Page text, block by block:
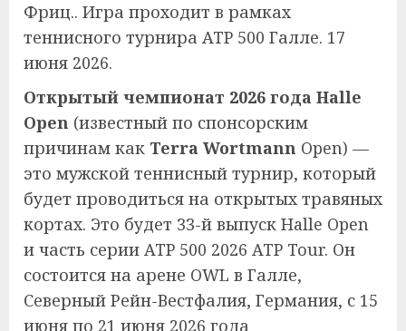
Фриц.. Игра проходит в рамках
теннисного турнира ATP 500 Галле. 17
июня 2026.
Открытый чемпионат 2026 года Halle
Open (известный по спонсорским
причинам как Terra Wortmann Open) —
это мужской теннисный турнир, который
будет проводиться на открытых травяных
кортах. Это будет 33-й выпуск Halle Open
и часть серии ATP 500 2026 ATP Tour. Он
состоится на арене OWL в Галле,
Северный Рейн-Вестфалия, Германия, с 15
июня по 21 июня 2026 года